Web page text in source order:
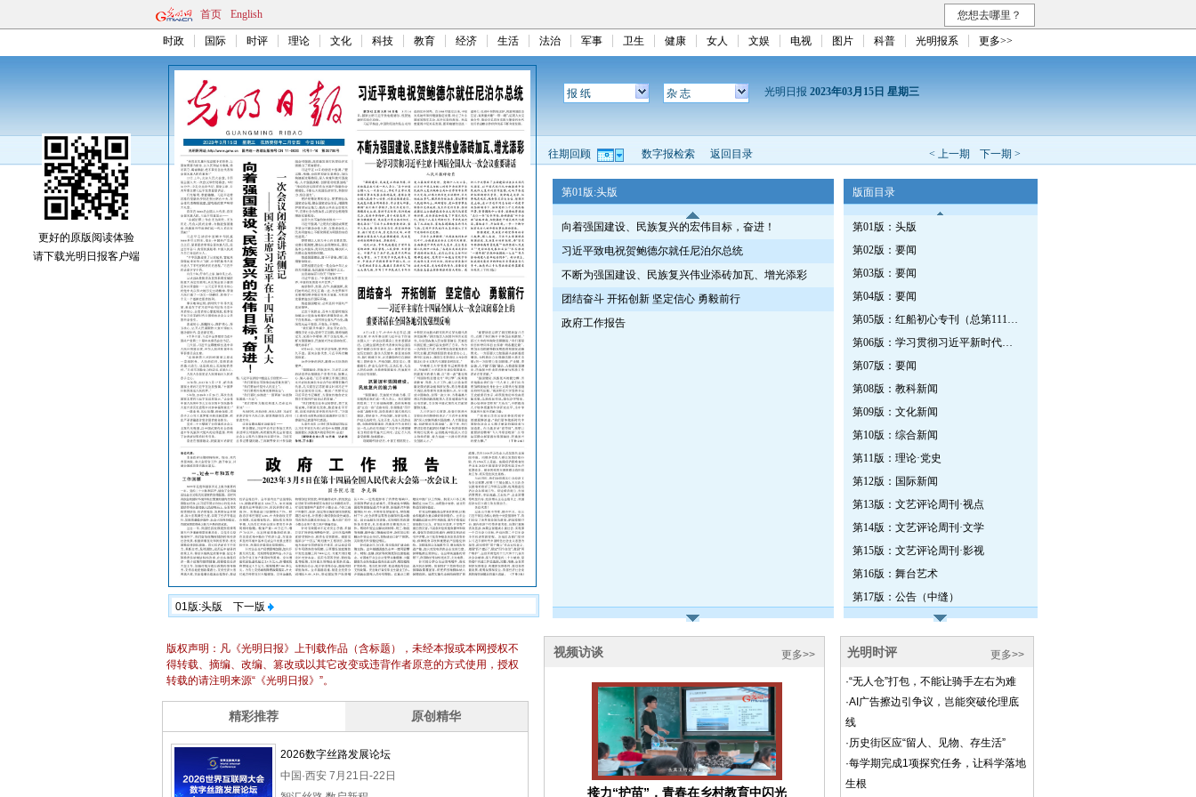
首页 English 您想去哪里？
时政 国际 时评 理论 文化 科技 教育 经济 生活 法治 军事 卫生 健康 女人 文娱 电视 图片 科普 光明报系 更多>>
01版:头版 下一版
报 纸 杂 志 光明日报 2023年03月15日 星期三
< 上一期 下一期 >
往期回顾 数字报检索 返回目录
第01版:头版
向着强国建设、民族复兴的宏伟目标，奋进！
习近平致电祝贺鲍德尔就任尼泊尔总统
不断为强国建设、民族复兴伟业添砖加瓦、增光添彩
团结奋斗 开拓创新 坚定信心 勇毅前行
政府工作报告
版面目录
第01版：头版
第02版：要闻
第03版：要闻
第04版：要闻
第05版：红船初心专刊（总第1118期）
第06版：学习贯彻习近平新时代中国特色社会主义思想专刊
第07版：要闻
第08版：教科新闻
第09版：文化新闻
第10版：综合新闻
第11版：理论·党史
第12版：国际新闻
第13版：文艺评论周刊·视点
第14版：文艺评论周刊·文学
第15版：文艺评论周刊·影视
第16版：舞台艺术
第17版：公告（中缝）
更好的原版阅读体验
请下载光明日报客户端